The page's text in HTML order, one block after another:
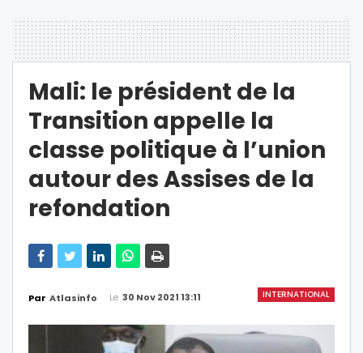
Mali: le président de la
Transition appelle la
classe politique à l’union
autour des Assises de la
refondation
INTERNATIONAL
Par Atlasinfo Le 30 Nov 2021 13:11